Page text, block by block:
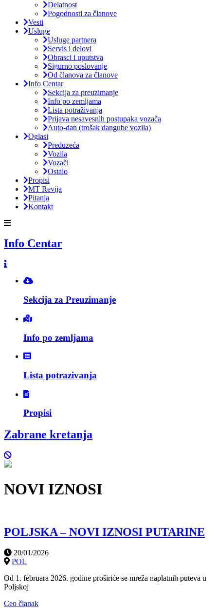
Delatnost
Pogodnosti za članove
Vesti
Usluge
Usluge partnera
Servis i delovi
Obrasci i uputstva
Sigurno poslovanje
Od članova za članove
Info Centar
Sekcija za preuzimanje
Info po zemljama
Lista potraživanja
Prijava nesavesnih postupaka vozača
Auto-dan (trošak dangube vozila)
Oglasi
Preduzeća
Vozila
Vozači
Ostalo
Propisi
MT Revija
Pitanja
Kontakt
Info Centar
Sekcija za Preuzimanje
Info po zemljama
Lista potrazivanja
Propisi
Zabrane kretanja
NOVI IZNOSI
POLJSKA – NOVI IZNOSI PUTARINE
20/01/2026
POL
Od 1. februara 2026. godine proširiće se mreža naplatnih puteva u
Poljskoj
Ceo članak